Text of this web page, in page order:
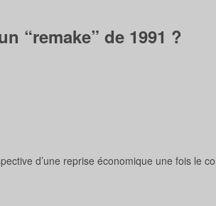
“remake” de 1991 ?
d’une reprise économique une fois le